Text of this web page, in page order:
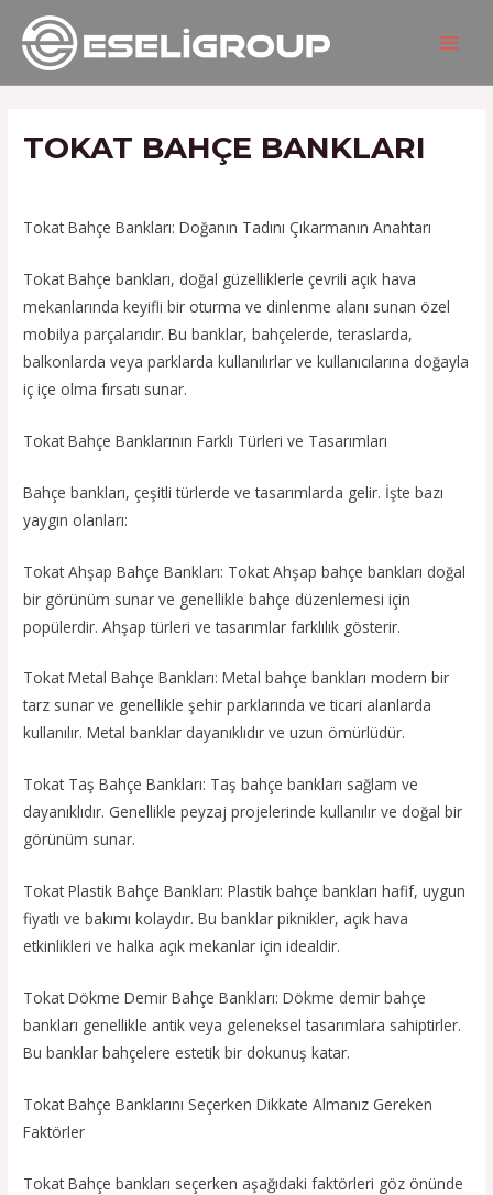
İçeriğe
atla
TOKAT BAHÇE BANKLARI
Tokat Bahçe Bankları: Doğanın Tadını Çıkarmanın Anahtarı
Tokat Bahçe bankları, doğal güzelliklerle çevrili açık hava
mekanlarında keyifli bir oturma ve dinlenme alanı sunan özel
mobilya parçalarıdır. Bu banklar, bahçelerde, teraslarda,
balkonlarda veya parklarda kullanılırlar ve kullanıcılarına doğayla
iç içe olma fırsatı sunar.
Tokat Bahçe Banklarının Farklı Türleri ve Tasarımları
Bahçe bankları, çeşitli türlerde ve tasarımlarda gelir. İşte bazı
yaygın olanları:
Tokat Ahşap Bahçe Bankları: Tokat Ahşap bahçe bankları doğal
bir görünüm sunar ve genellikle bahçe düzenlemesi için
popülerdir. Ahşap türleri ve tasarımlar farklılık gösterir.
Tokat Metal Bahçe Bankları: Metal bahçe bankları modern bir
tarz sunar ve genellikle şehir parklarında ve ticari alanlarda
kullanılır. Metal banklar dayanıklıdır ve uzun ömürlüdür.
Tokat Taş Bahçe Bankları: Taş bahçe bankları sağlam ve
dayanıklıdır. Genellikle peyzaj projelerinde kullanılır ve doğal bir
görünüm sunar.
Tokat Plastik Bahçe Bankları: Plastik bahçe bankları hafif, uygun
fiyatlı ve bakımı kolaydır. Bu banklar piknikler, açık hava
etkinlikleri ve halka açık mekanlar için idealdir.
Tokat Dökme Demir Bahçe Bankları: Dökme demir bahçe
bankları genellikle antik veya geleneksel tasarımlara sahiptirler.
Bu banklar bahçelere estetik bir dokunuş katar.
Tokat Bahçe Banklarını Seçerken Dikkate Almanız Gereken
Faktörler
Tokat Bahçe bankları seçerken aşağıdaki faktörleri göz önünde
Yazı
gezinmesi